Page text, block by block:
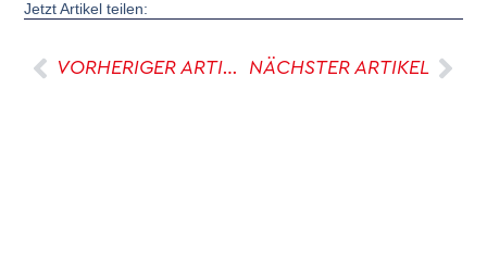
Jetzt Artikel teilen:
VORHERIGER ARTIKEL NÄCHSTER ARTIKEL